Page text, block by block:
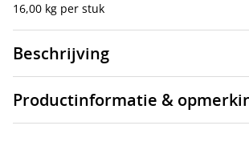
16,00 kg per stuk
Beschrijving
Productinformatie &